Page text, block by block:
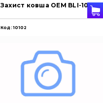
Захист ковша OEM BLI-10
Код: 10102